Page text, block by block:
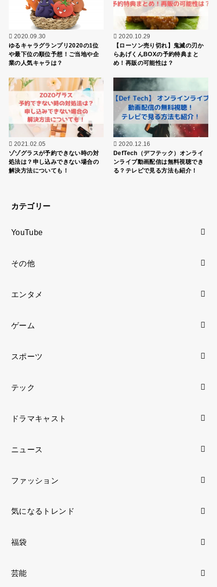
2020.09.30
ゆるキャラグランプリ2020の1位
や最下位の順位予想！ご当地や企
業の人気キャラは？
2020.10.29
【ローソン売り切れ】鬼滅の刃か
らあげくんBOXの予約特典まと
め！再販の可能性は？
2021.02.05
ゾゾグラスが予約できない時の対
処法は？申し込みできない場合の
解決方法についても！
2020.12.16
DefTech（デフテック）オンライ
ンライブ動画配信は無料視聴でき
る？テレビで見る方法も紹介！
カテゴリー
YouTube
その他
エンタメ
ゲーム
スポーツ
テック
ドラマキャスト
ニュース
ファッション
気になるトレンド
福袋
芸能